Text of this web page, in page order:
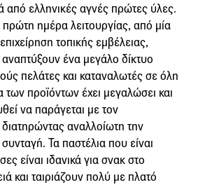
από ελληνικές αγνές πρώτες ύλες.
ημέρα λειτουργίας, από μία
τοπικής εμβέλειας,
ένα μεγάλο δίκτυο
πελάτες και καταναλωτές σε όλη
προϊόντων έχει μεγαλώσει και
να παράγεται με τον
αναλλοίωτη την
Τα παστέλια που είναι
είναι ιδανικά για σνακ στο
και ταιριάζουν πολύ με πλατό